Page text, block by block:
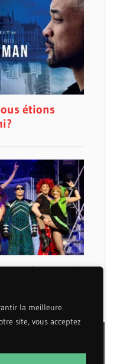
la meilleure
site, vous acceptez